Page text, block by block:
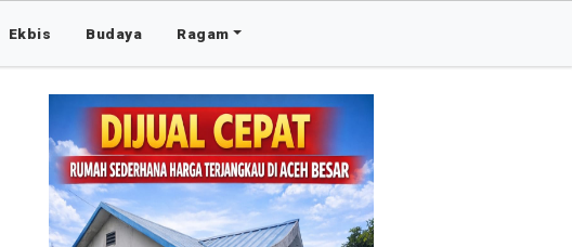
Ekbis Budaya Ragam